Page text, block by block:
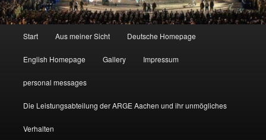
Start Aus meiner Sicht Deutsche Homepage
English Homepage Gallery Impressum
personal messages
Die Leistungsabteilung der ARGE Aachen und ihr unmögliches
Verhalten